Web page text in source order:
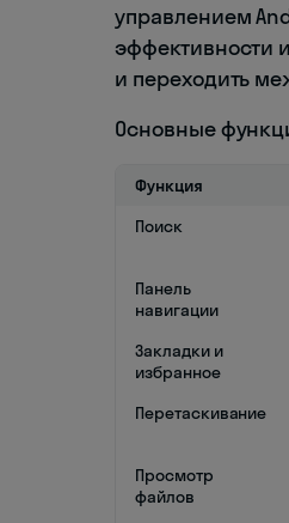
управлением
эффективности
и переходить
Основные
Функция
Поиск
Панель
навигации
Закладки и
избранное
Перетаскивание
Просмотр
файлов